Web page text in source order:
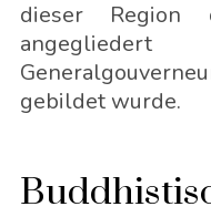
dieser Region
gebildet wurde.